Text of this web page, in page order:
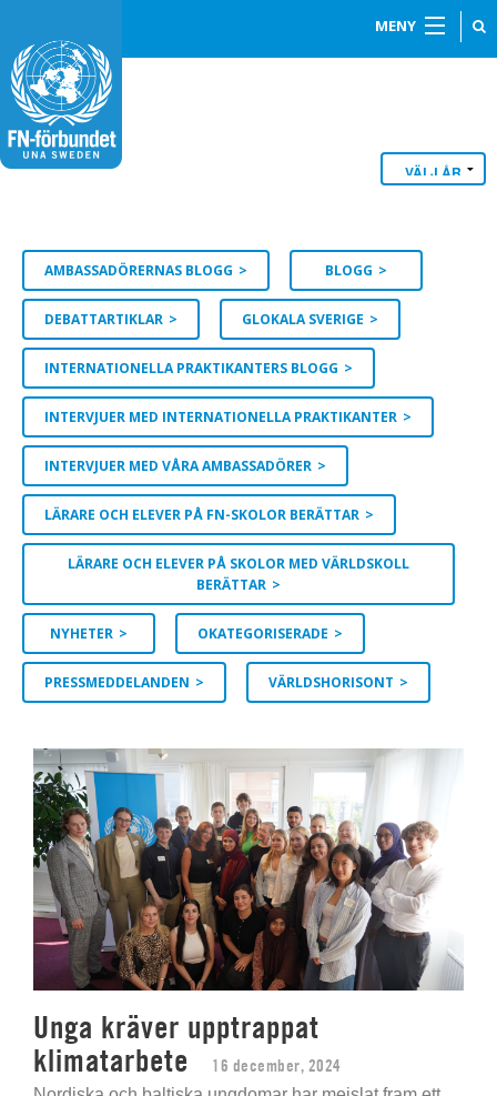
MENY
AMBASSADÖRERNAS BLOGG BLOGG
DEBATTARTIKLAR GLOKALA SVERIGE
INTERNATIONELLA PRAKTIKANTERS BLOGG
INTERVJUER MED INTERNATIONELLA PRAKTIKANTER
INTERVJUER MED VÅRA AMBASSADÖRER
LÄRARE OCH ELEVER PÅ FN-SKOLOR BERÄTTAR
LÄRARE OCH ELEVER PÅ SKOLOR MED VÄRLDSKOLL
BERÄTTAR
NYHETER OKATEGORISERADE
PRESSMEDDELANDEN VÄRLDSHORISONT
Unga kräver upptrappat
klimatarbete
16 december, 2024